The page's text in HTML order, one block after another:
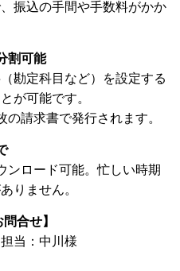
振込の手間や手数料がかか
割可能
勘定科目など）を設定する
が可能です。
請求書で発行されます。
ロード可能。忙しい時期
りません。
合せ】
当：中川様